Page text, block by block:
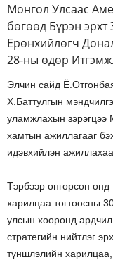
Монгол Улсаас
бөгөөд Бүрэн
Ерөнхийлөгч
28-ны өдөр
Элчин сайд
Х.Баттулгын
уламжлахын зэрэгцээ
хамтын ажиллагааг
идэвхийлэн
Тэрбээр өнгөрсөн
харилцаа тогтоосны
улсын хооронд
стратегийн нийтлэг
түншлэлийн